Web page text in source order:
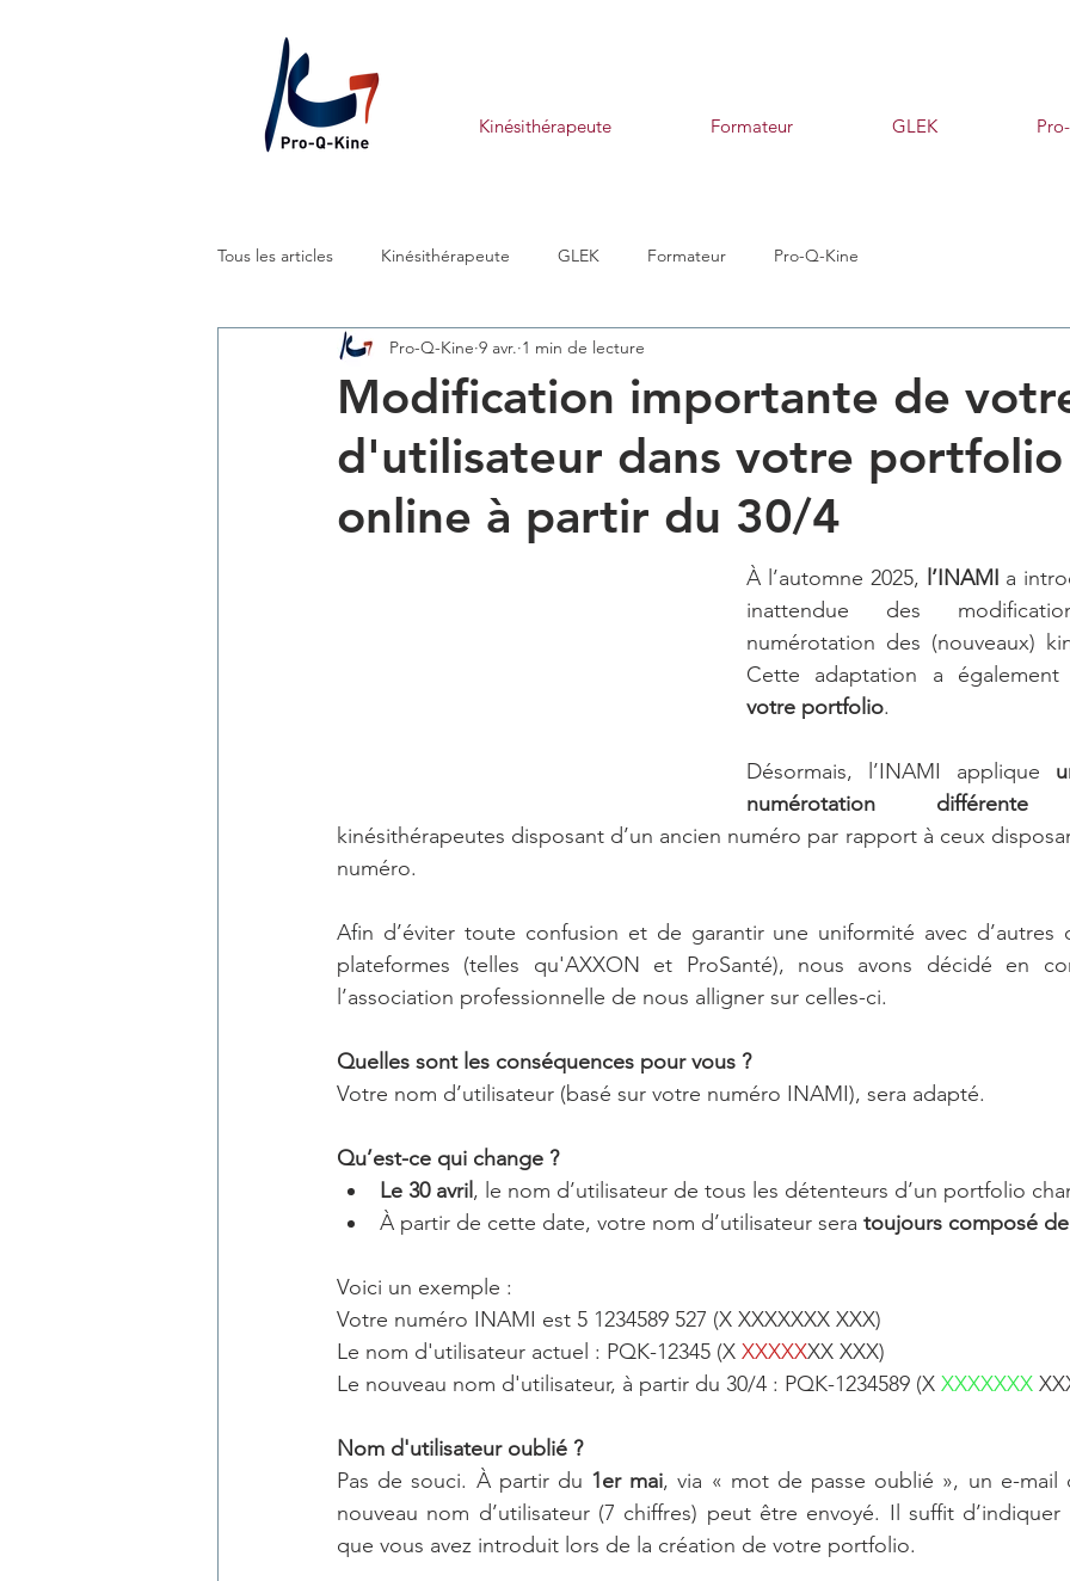
Kinésithérapeute Formateur GLEK
Tous les articles Kinésithérapeute GLEK Formateur Pro-Q-Kine
Modification importante de
d'utilisateur dans votre portfolio
online à partir du 30/4
Pro-Q-Kine 9 avr. 1 min de lecture
À l’automne 2025, l’INAMI a
inattendue des
numérotation des (nouveaux)
Cette adaptation a également
votre portfolio.
Désormais, l’INAMI applique
numérotation
kinésithérapeutes disposant d’un ancien numéro par rapport à ceux
numéro.
Afin d’éviter toute confusion et de garantir une uniformité avec d’autres
plateformes (telles qu'AXXON et ProSanté), nous avons décidé en
l’association professionnelle de nous alligner sur celles-ci.
Quelles sont les conséquences pour vous ?
Votre nom d’utilisateur (basé sur votre numéro INAMI), sera adapté.
Qu’est-ce qui change ?
Le 30 avril , le nom d’utilisateur de tous les détenteurs d’un portfolio
À partir de cette date, votre nom d’utilisateur sera toujours composé
Voici un exemple :
Votre numéro INAMI est 5 1234589 527 (X XXXXXXX XXX)
Le nom d'utilisateur actuel : PQK-12345 (X XXXXXXX XXX)
Le nouveau nom d'utilisateur, à partir du 30/4 : PQK-1234589 (X XXXXXXX
Nom d'utilisateur oublié ?
Pas de souci. À partir du 1er mai, via « mot de passe oublié », un e-mail
nouveau nom d’utilisateur (7 chiffres) peut être envoyé. Il suffit d’indiquer
que vous avez introduit lors de la création de votre portfolio.